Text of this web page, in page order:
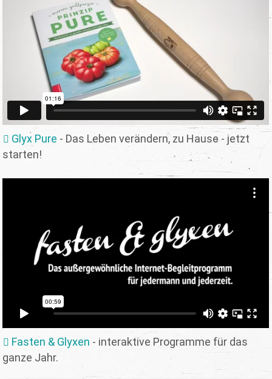
Glyx Pure - Das Leben verändern, zu Hause - jetzt
starten!
Fasten & Glyxen - interaktive Programme für das
ganze Jahr.